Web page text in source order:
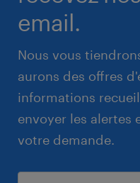
email.
Nous vous
aurons des offres
informations
envoyer les alertes
votre demande.